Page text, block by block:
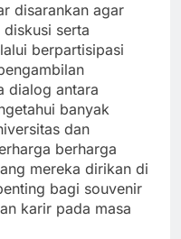
disarankan agar
serta
berpartisipasi
dialog antara
banyak
dan
berharga
mereka dirikan di
bagi souvenir
karir pada masa